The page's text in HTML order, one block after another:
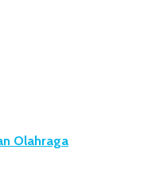
Olahraga